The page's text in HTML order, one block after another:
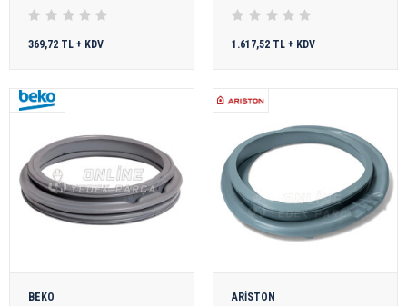
369,72 TL + KDV 1.617,52 TL + KDV
BEKO
ARİSTON